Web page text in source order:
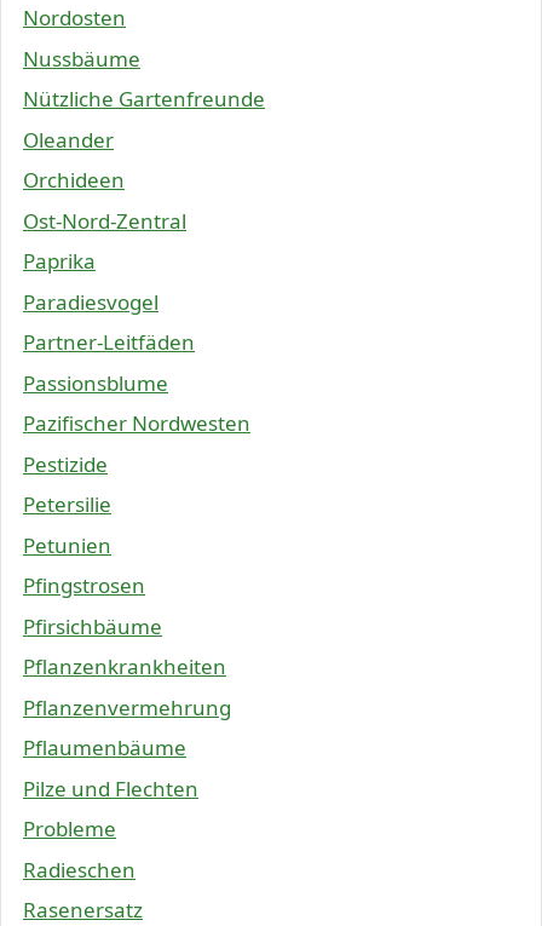
Nordosten
Nussbäume
Nützliche Gartenfreunde
Oleander
Orchideen
Ost-Nord-Zentral
Paprika
Paradiesvogel
Partner-Leitfäden
Passionsblume
Pazifischer Nordwesten
Pestizide
Petersilie
Petunien
Pfingstrosen
Pfirsichbäume
Pflanzenkrankheiten
Pflanzenvermehrung
Pflaumenbäume
Pilze und Flechten
Probleme
Radieschen
Rasenersatz